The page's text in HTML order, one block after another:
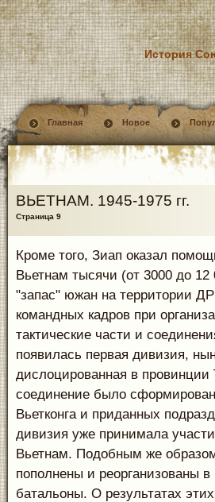
История
Главная Новое
ВЬЕТНАМ. 1945-1975 гг.
Страница 9
Кроме того, Зиап оказал
Вьетнам тысячи (от 3000 до 12
"запас" южан на территории
командных кадров при
тактические части и
появилась первая дивизия,
дислоцированная в
соединение было
Вьетконга и приданных
дивизия уже принимала
Вьетнам. Подобным же
пополнены и реорганизованы
батальоны. О результатах